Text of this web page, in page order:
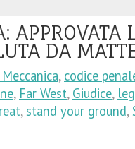
APPROVATA
DA
, codice
, Far West, Giudice,
, stand your ground,